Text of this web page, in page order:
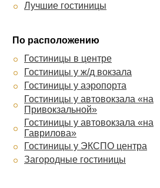
Лучшие гостиницы
По расположению
Гостиницы в центре
Гостиницы у ж/д вокзала
Гостиницы у аэропорта
Гостиницы у автовокзала «на
Привокзальной»
Гостиницы у автовокзала «на
Гаврилова»
Гостиницы у ЭКСПО центра
Загородные гостиницы